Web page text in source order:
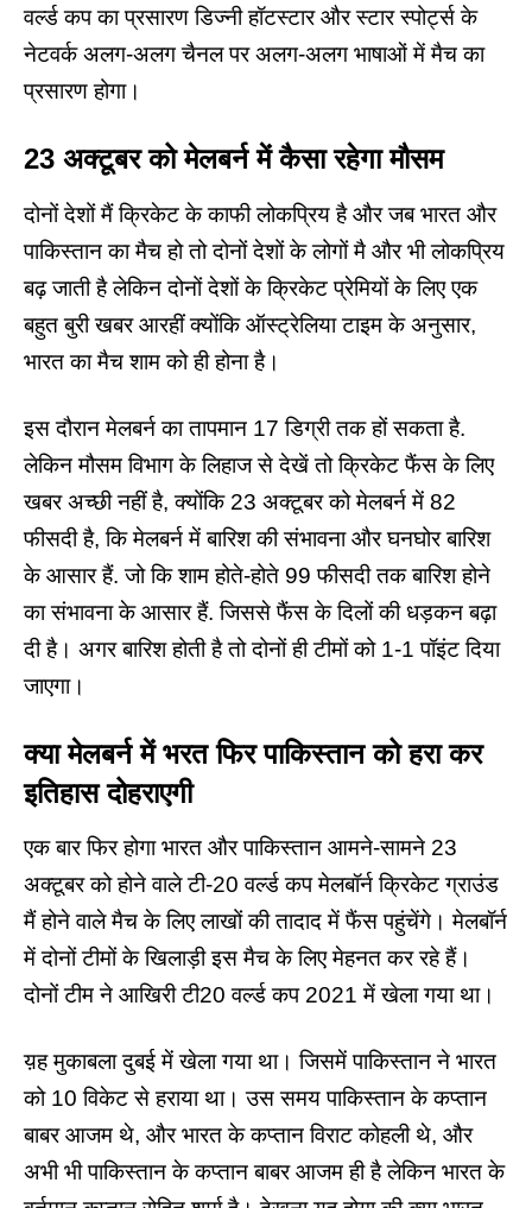
वर्ल्ड कप का प्रसारण डिज्नी हॉटस्टार और स्टार स्पोर्ट्स के
नेटवर्क अलग-अलग चैनल पर अलग-अलग भाषाओं में मैच का
प्रसारण होगा।
23 अक्टूबर को मेलबर्न में कैसा रहेगा मौसम
दोनों देशों मैं क्रिकेट के काफी लोकप्रिय है और जब भारत और
पाकिस्तान का मैच हो तो दोनों देशों के लोगों मै और भी लोकप्रिय
बढ़ जाती है लेकिन दोनों देशों के क्रिकेट प्रेमियों के लिए एक
बहुत बुरी खबर आरहीं क्योंकि ऑस्ट्रेलिया टाइम के अनुसार,
भारत का मैच शाम को ही होना है।
इस दौरान मेलबर्न का तापमान 17 डिग्री तक हों सकता है.
लेकिन मौसम विभाग के लिहाज से देखें तो क्रिकेट फैंस के लिए
खबर अच्छी नहीं है, क्योंकि 23 अक्टूबर को मेलबर्न में 82
फीसदी है, कि मेलबर्न में बारिश की संभावना और घनघोर बारिश
के आसार हैं. जो कि शाम होते-होते 99 फीसदी तक बारिश होने
का संभावना के आसार हैं. जिससे फैंस के दिलों की धड़कन बढ़ा
दी है। अगर बारिश होती है तो दोनों ही टीमों को 1-1 पॉइंट दिया
जाएगा।
क्या मेलबर्न में भरत फिर पाकिस्तान को हरा कर
इतिहास दोहराएगी
एक बार फिर होगा भारत और पाकिस्तान आमने-सामने 23
अक्टूबर को होने वाले टी-20 वर्ल्ड कप मेलबॉर्न क्रिकेट ग्राउंड
मैं होने वाले मैच के लिए लाखों की तादाद में फैंस पहुंचेंगे। मेलबॉर्न
में दोनों टीमों के खिलाड़ी इस मैच के लिए मेहनत कर रहे हैं।
दोनों टीम ने आखिरी टी20 वर्ल्ड कप 2021 में खेला गया था।
य़ह मुकाबला दुबई में खेला गया था। जिसमें पाकिस्तान ने भारत
को 10 विकेट से हराया था। उस समय पाकिस्तान के कप्तान
बाबर आजम थे, और भारत के कप्तान विराट कोहली थे, और
अभी भी पाकिस्तान के कप्तान बाबर आजम ही है लेकिन भारत के